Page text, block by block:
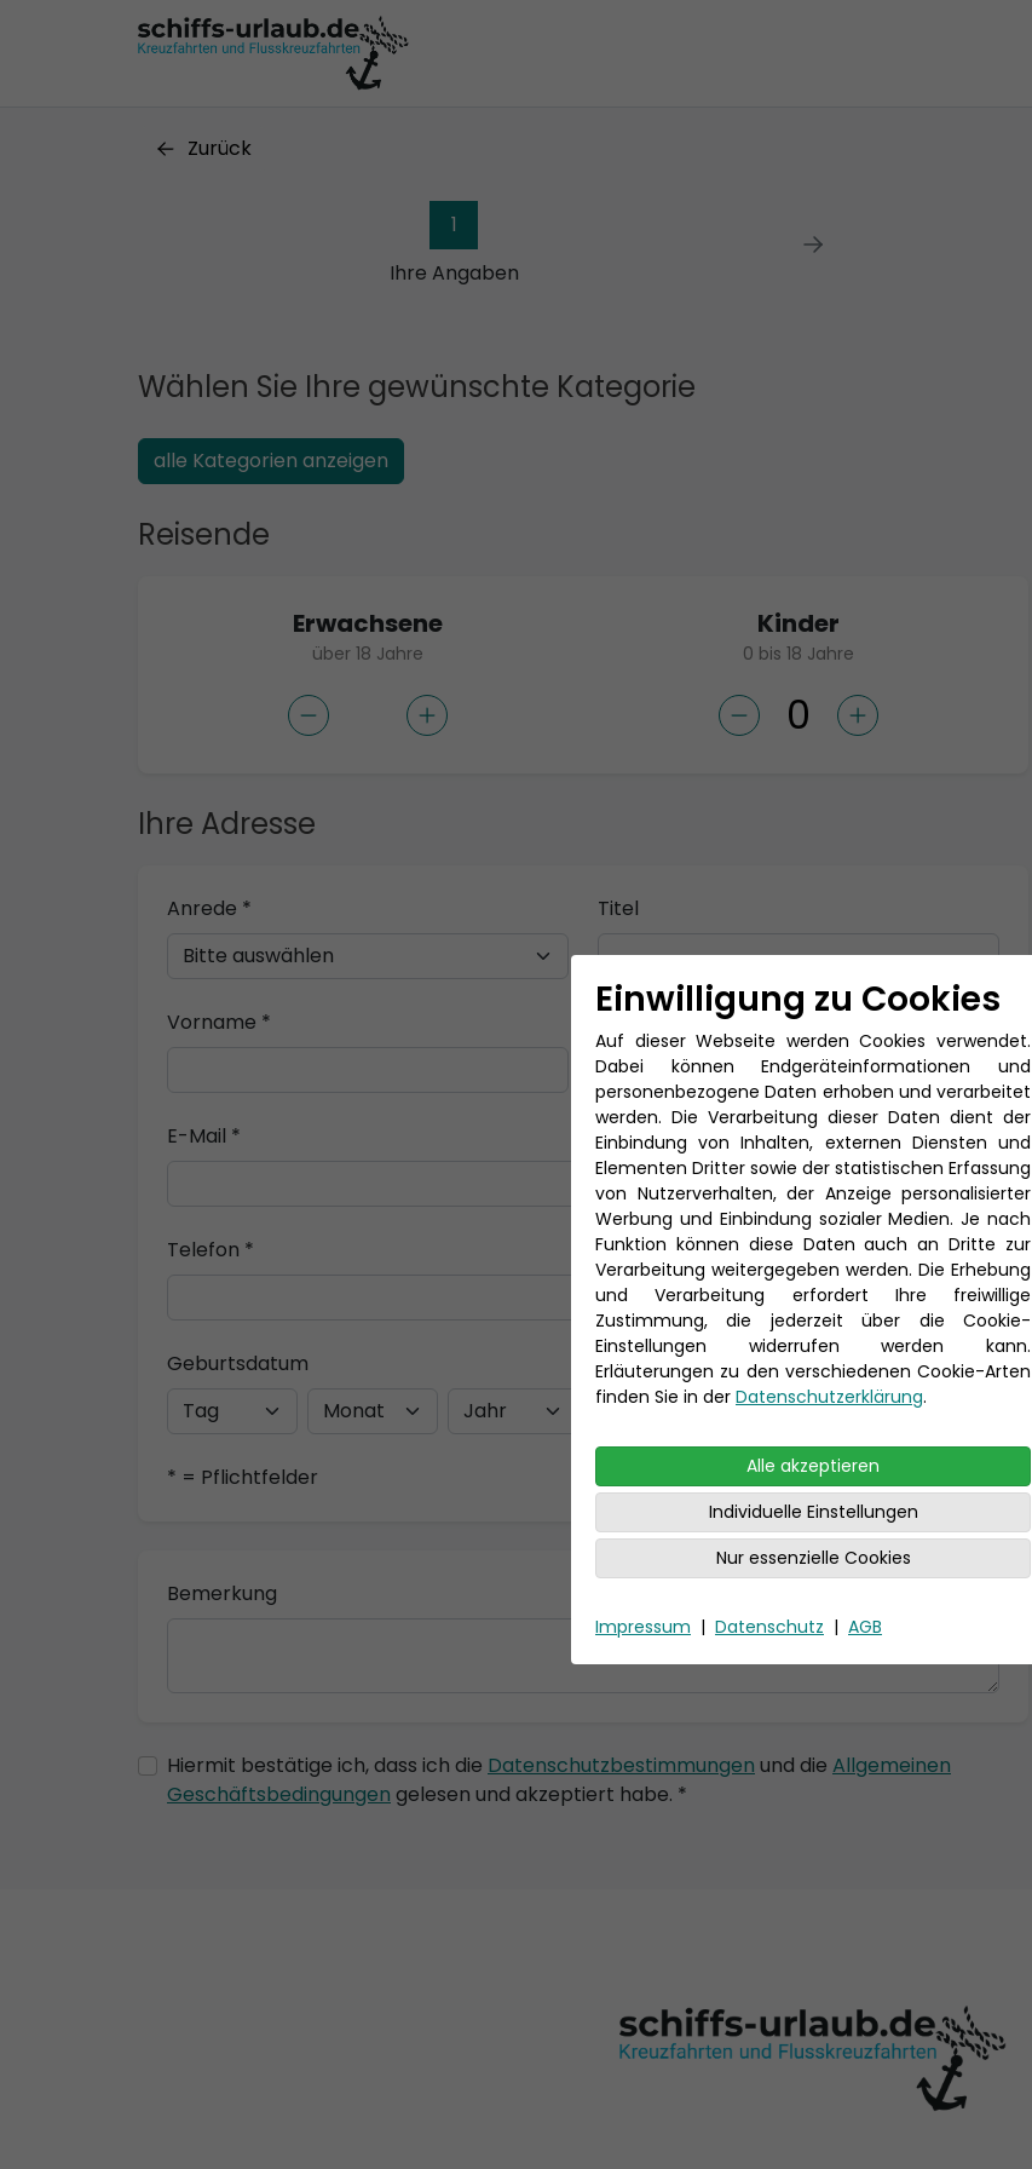
Zurück
1
Ihre Angaben
Wählen Sie Ihre gewünschte Kategorie
alle Kategorien anzeigen
Reisende
Erwachsene
über 18 Jahre
Kinder
0 bis 18 Jahre
Ihre Adresse
Anrede * Titel
Vorname * Nachname *
E-Mail *
Telefon *
Geburtsdatum
* = Pflichtfelder
Bemerkung
Hiermit bestätige ich, dass ich die Datenschutzbestimmungen und die Allgemeinen
Geschäftsbedingungen gelesen und akzeptiert habe. *
Einwilligung zu Cookies
Auf dieser Webseite werden Cookies verwendet.
Dabei können Endgeräteinformationen und
personenbezogene Daten erhoben und verarbeitet
werden. Die Verarbeitung dieser Daten dient der
Einbindung von Inhalten, externen Diensten und
Elementen Dritter sowie der statistischen Erfassung
von Nutzerverhalten, der Anzeige personalisierter
Werbung und Einbindung sozialer Medien. Je nach
Funktion können diese Daten auch an Dritte zur
Verarbeitung weitergegeben werden. Die Erhebung
und Verarbeitung erfordert Ihre freiwillige
Zustimmung, die jederzeit über die Cookie-
Einstellungen widerrufen werden kann.
Erläuterungen zu den verschiedenen Cookie-Arten
finden Sie in der Datenschutzerklärung.
Alle akzeptieren
Individuelle Einstellungen
Nur essenzielle Cookies
Impressum | Datenschutz | AGB